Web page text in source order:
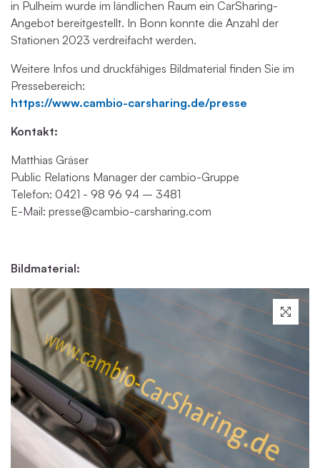
in Pulheim wurde im ländlichen Raum ein CarSharing-
Angebot bereitgestellt. In Bonn konnte die Anzahl der
Stationen 2023 verdreifacht werden.
Weitere Infos und druckfähiges Bildmaterial finden Sie im
Pressebereich:
https://www.cambio-carsharing.de/presse
Kontakt:
Matthias Gräser
Public Relations Manager der cambio-Gruppe
Telefon: 0421 - 98 96 94 – 3481
E-Mail: presse@cambio-carsharing.com
Bildmaterial: